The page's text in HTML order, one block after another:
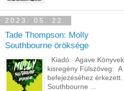
2023. 05. 22.
Tade Thompson: Molly ​
Southbourne öröksége
Kiadó: Agave
kisregény Fülszöveg:
befejezéséhez
Southbourne ...